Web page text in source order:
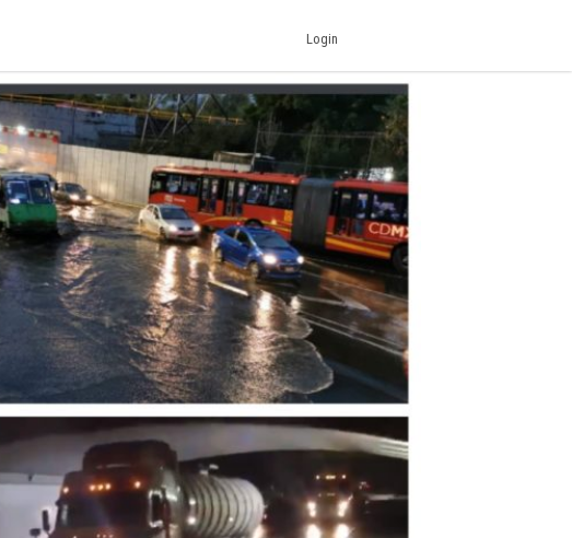
Login